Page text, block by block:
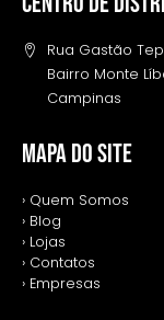
Rua Gastão
Bairro Monte
Campinas
MAPA DO SITE
› Quem Somos
› Blog
› Lojas
› Contatos
› Empresas